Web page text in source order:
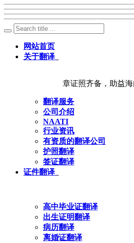
网站首页
关于翻译
章证照齐备，助益
翻译服务
公司介绍
NAATI
行业资讯
有资质的翻译公司
护照翻译
签证翻译
证件翻译
高中毕业证翻译
出生证明翻译
病历翻译
离婚证翻译